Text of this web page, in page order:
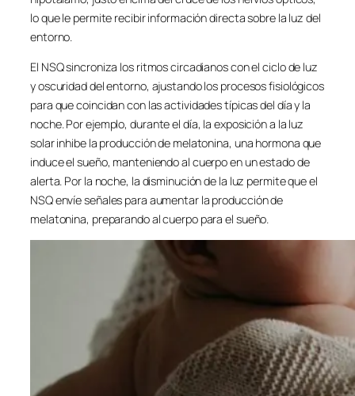
lo que le permite recibir información directa sobre la luz del
entorno.
El NSQ sincroniza los ritmos circadianos con el ciclo de luz
y oscuridad del entorno, ajustando los procesos fisiológicos
para que coincidan con las actividades típicas del día y la
noche. Por ejemplo, durante el día, la exposición a la luz
solar inhibe la producción de melatonina, una hormona que
induce el sueño, manteniendo al cuerpo en un estado de
alerta. Por la noche, la disminución de la luz permite que el
NSQ envíe señales para aumentar la producción de
melatonina, preparando al cuerpo para el sueño.